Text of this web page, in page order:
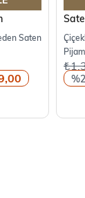
Saten